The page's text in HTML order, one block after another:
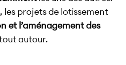
les projets de lotissement
et l’aménagement des
autour.